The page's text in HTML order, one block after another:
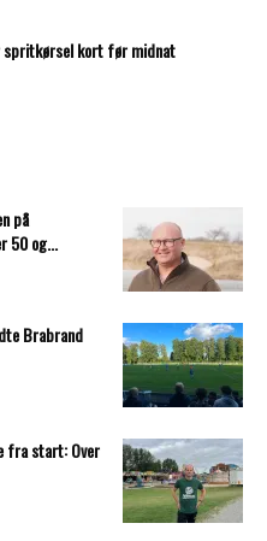
kort før midnat
på
50 og...
Brabrand
fra start: Over